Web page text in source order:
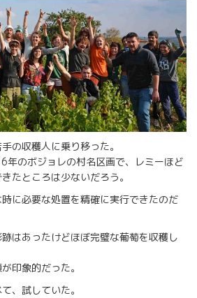
の収穫人に乗り移った。
年のボジョレの村名区画で、レミーほど
たところは少ないだろう。
に必要な処置を精確に実行できたのだ
はあったけどほぼ完璧な葡萄を収穫し
印象的だった。
、試していた。